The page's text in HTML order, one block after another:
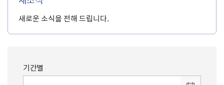
새로운 소식을 전해 드립니다.
기간별